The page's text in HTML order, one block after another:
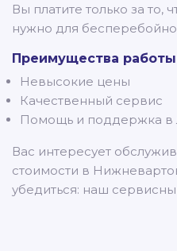
Вы платите только за то,
нужно для
Преимущества
Невысокие цены
Качественный сервис
Помощь и поддержка в
Вас интересует
стоимости в
убедиться: наш